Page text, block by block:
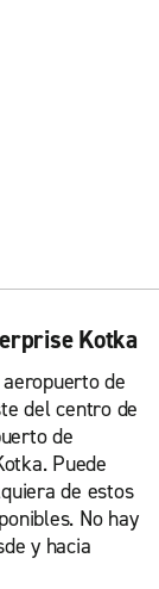
Kotka
de
del centro de
de
Puede
de estos
No hay
y hacia